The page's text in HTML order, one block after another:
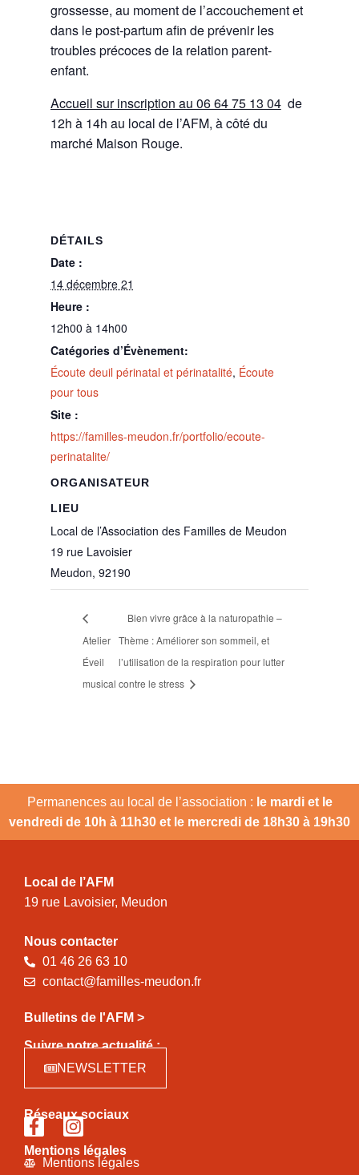
grossesse, au moment de l’accouchement et
dans le post-partum afin de prévenir les
troubles précoces de la relation parent-
enfant.
Accueil sur inscription au 06 64 75 13 04de
12h à 14h au local de l’AFM, à côté du
marché Maison Rouge.
DÉTAILS
Date :
14 décembre 21
Heure :
12h00 à 14h00
Catégories d’Évènement:
Écoute deuil périnatal et périnatalité, Écoute
pour tous
Site :
https://familles-meudon.fr/portfolio/ecoute-
perinatalite/
LIEU
Local de l’Association des Familles de Meudon
19 rue Lavoisier
Meudon, 92190
ORGANISATEUR
Atelier
Éveil
musical
Bien vivre grâce à la naturopathie –
Thème : Améliorer son sommeil, et
l’utilisation de la respiration pour lutter
contre le stress
Permanences au local de l’association : le mardi et le
vendredi de 10h à 11h30 et le mercredi de 18h30 à 19h30
Local de l’AFM
19 rue Lavoisier, Meudon
Nous contacter
01 46 26 63 10
contact@familles-meudon.fr
Bulletins de l'AFM >
Suivre notre actualité :
NEWSLETTER
Réseaux sociaux
Mentions légales
Mentions légales